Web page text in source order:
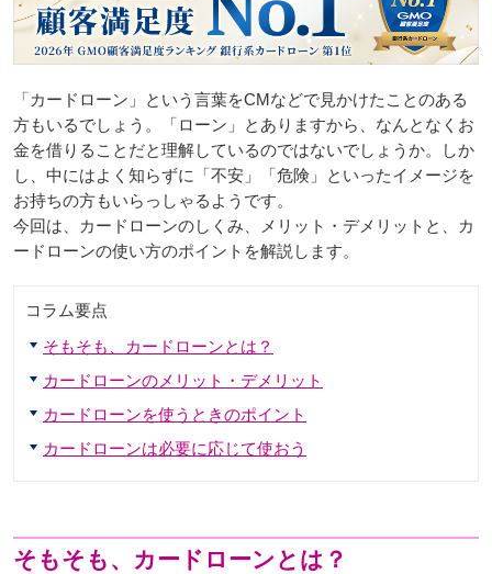
「カードローン」という言葉をCMなどで見かけたことのある
方もいるでしょう。「ローン」とありますから、なんとなくお
金を借りることだと理解しているのではないでしょうか。しか
し、中にはよく知らずに「不安」「危険」といったイメージを
お持ちの方もいらっしゃるようです。
今回は、カードローンのしくみ、メリット・デメリットと、カ
ードローンの使い方のポイントを解説します。
コラム要点
そもそも、カードローンとは？
カードローンのメリット・デメリット
カードローンを使うときのポイント
カードローンは必要に応じて使おう
そもそも、カードローンとは？